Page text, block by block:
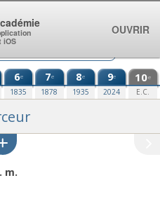
6e
1835
7e
1878
8e
1935
9e
2024
10e
E.C.
m.
iOS
OUVRIR